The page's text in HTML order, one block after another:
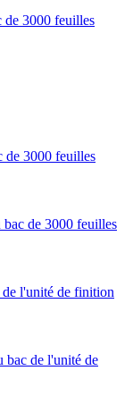
de 3000 feuilles
de 3000 feuilles
de 3000 feuilles
de l'unité de finition
bac de l'unité de